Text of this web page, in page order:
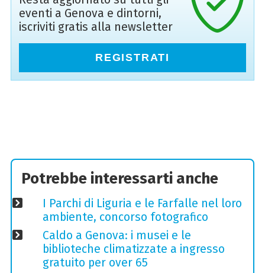
eventi a Genova e dintorni,
iscriviti gratis alla newsletter
REGISTRATI
Potrebbe interessarti anche
I Parchi di Liguria e le Farfalle nel loro
ambiente, concorso fotografico
Caldo a Genova: i musei e le
biblioteche climatizzate a ingresso
gratuito per over 65